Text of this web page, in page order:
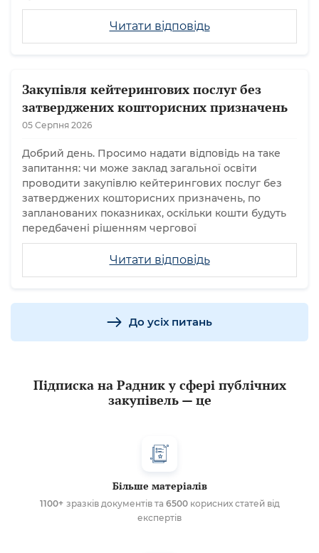
Читати відповідь
Закупівля кейтерингових послуг без
затверджених кошторисних призначень
05 Серпня 2026
Читати відповідь
Добрий день. Просимо надати відповідь на таке
запитання: чи може заклад загальної освіти
проводити закупівлю кейтерингових послуг без
затверджених кошторисних призначень, по
запланованих показниках, оскільки кошти будуть
передбачені рішенням чергової
До усіх питань
Підписка на Радник у сфері публічних
закупівель — це
Більше матеріалів
1100+ зразків документів та 6500корисних статей від
експертів